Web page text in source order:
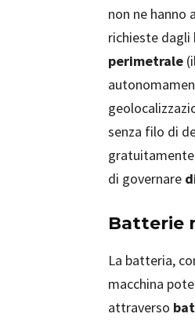
non ne hanno
richieste dagli
perimetrale
senza filo di
di governare
Batterie
La batteria,
macchina
attraverso